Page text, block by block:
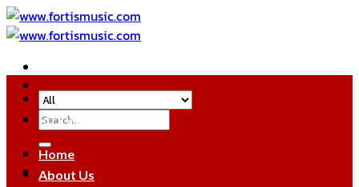
Skip
to
Search
for:
หมวดหมู่สินค้า
Home
About Us